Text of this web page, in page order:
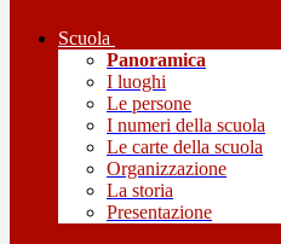
Scuola
Panoramica
I luoghi
Le persone
I numeri della scuola
Le carte della scuola
Organizzazione
La storia
Presentazione